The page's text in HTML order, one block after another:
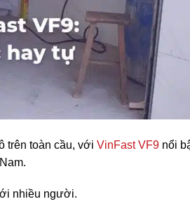
trên toàn cầu, với VinFast VF9 nổi
nhiều người.